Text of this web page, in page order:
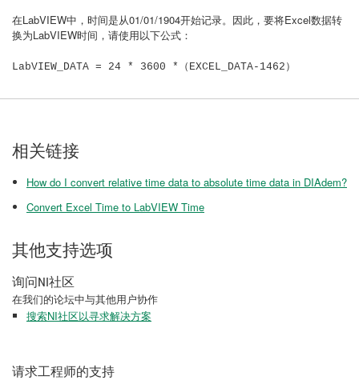
在LabVIEW中，时间是从01/01/1904开始记录。因此，要将Excel数据转
换为LabVIEW时间，请使用以下公式：
LabVIEW_DATA = 24 * 3600 *（EXCEL_DATA-1462）
相关链接
How do I convert relative time data to absolute time data in DIAdem?
Convert Excel Time to LabVIEW Time
其他支持选项
询问NI社区
在我们的论坛中与其他用户协作
搜索NI社区以寻求解决方案
请求工程师的支持